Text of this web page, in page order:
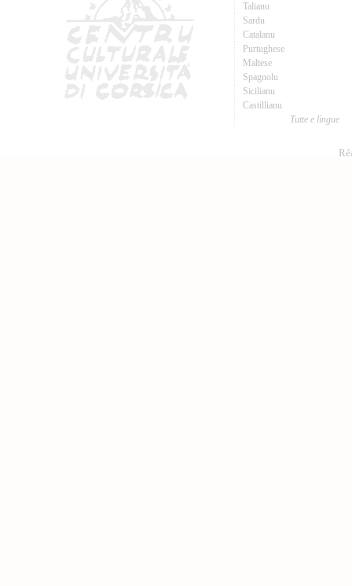
Talianu
Sardu
Catalanu
Purtughese
Maltese
Spagnolu
Sicilianu
Castillianu
Tutte e lingue